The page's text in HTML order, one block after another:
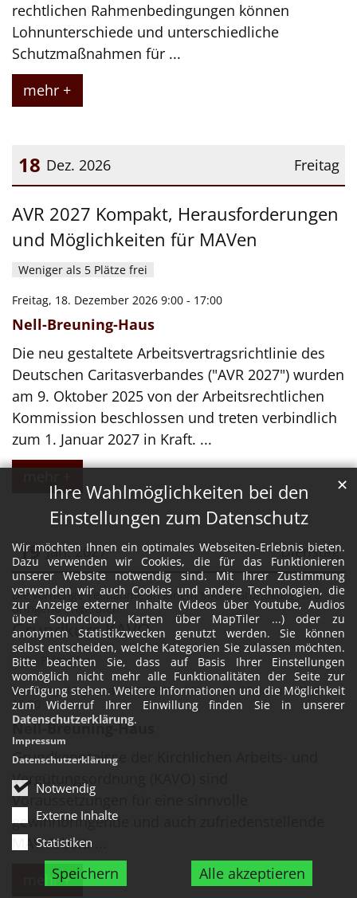
Ihre Wahlmöglichkeiten bei den
Einstellungen zum Datenschutz
Wir möchten Ihnen ein optimales Webseiten-Erlebnis bieten.
Dazu verwenden wir Cookies, die für das Funktionieren
unserer Website notwendig sind. Mit Ihrer Zustimmung
verwenden wir auch Cookies und andere Technologien, die
zur Anzeige externer Inhalte (Videos über Youtube, Audios
über Soundcloud, Karten über MapTiler ...) oder zu
anonymen Statistikzwecken genutzt werden. Sie können
selbst entscheiden, welche Kategorien Sie zulassen möchten.
Bitte beachten Sie, dass auf Basis Ihrer Einstellungen
womöglich nicht mehr alle Funktionalitäten der Seite zur
Verfügung stehen. Weitere Informationen und die Möglichkeit
zum Widerruf Ihrer Einwillung finden Sie in unserer
Datenschutzerklärung.
Notwendig
Externe Inhalte
Statistiken
Speichern Alle akzeptieren
✕
Impressum
Datenschutzerklärung
rechtlichen Rahmenbedingungen können
Lohnunterschiede und unterschiedliche
Schutzmaßnahmen für ...
mehr +
Freitag
18 Dez. 2026
AVR 2027 Kompakt, Herausforderungen
und Möglichkeiten für MAVen
Weniger als 5 Plätze frei
Freitag, 18. Dezember 2026 9:00 - 17:00
Nell-Breuning-Haus
Die neu gestaltete Arbeitsvertragsrichtlinie des
Deutschen Caritasverbandes ("AVR 2027") wurden
am 9. Oktober 2025 von der Arbeitsrechtlichen
Kommission beschlossen und treten verbindlich
zum 1. Januar 2027 in Kraft. ...
Dienstag
19 Jan. 2027
Datum: 19. Januar 2027
Die vorherige Teilnahme an einem MAVO-Grundkurs wird
dringend angeraten.:
Grundkurs KAVO
10+ Plätze frei
Dienstag, 19. Januar 2027 9:00 - Mittwoch, 20. Januar 2027
15:30
Nell-Breuning-Haus
Grundkenntnisse der Kirchlichen Arbeits- und
Vergütungsordnung (KAVO) sind
Voraussetzungen für eine sinnvolle
gewinnbringende und auch zufriedenstellende
MAV-Arbeit. ...
mehr +